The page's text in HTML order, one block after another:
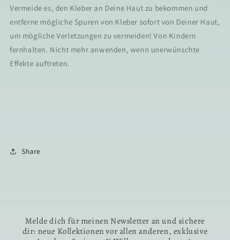
Vermeide es, den Kleber an Deine Haut zu bekommen und
entferne mögliche Spuren von Kleber sofort von Deiner Haut,
um mögliche Verletzungen zu vermeiden! Von Kindern
fernhalten. Nicht mehr anwenden, wenn unerwünschte
Effekte auftreten.
Share
Melde dich für meinen Newsletter an und sichere
dir: neue Kollektionen vor allen anderen, exklusive